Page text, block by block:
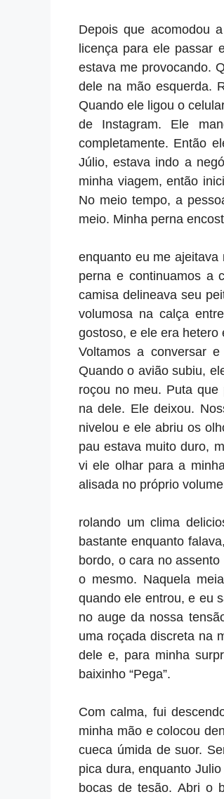
Depois que acomodou
licença para ele passar
estava me provocando.
dele na mão esquerda.
Quando ele ligou o
de Instagram. Ele
completamente. Então
Júlio, estava indo a
minha viagem, então
No meio tempo, a
meio. Minha perna
enquanto eu me
perna e continuamos a
camisa delineava seu
volumosa na calça
gostoso, e ele era hetero
Voltamos a conversar
Quando o avião subiu,
roçou no meu. Puta
na dele. Ele deixou.
nivelou e ele abriu os
pau estava muito duro,
vi ele olhar para a
alisada no próprio
rolando um clima
bastante enquanto
bordo, o cara no
o mesmo. Naquela
quando ele entrou, e eu
no auge da nossa
uma roçada discreta na
dele e, para minha
baixinho “Pega”.
Com calma, fui
minha mão e colocou
cueca úmida de suor.
pica dura, enquanto
bocas de tesão. Abri o